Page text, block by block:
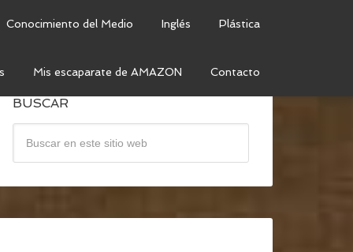
Conocimiento del Medio Inglés Plástica
Mis escaparate de AMAZON Contacto
BUSCAR